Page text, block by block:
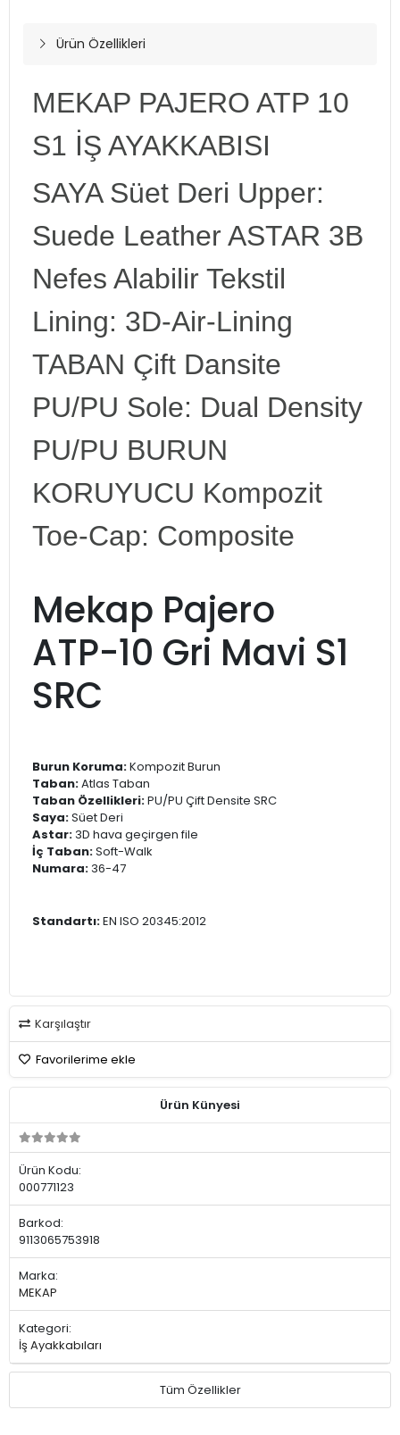
Ürün Özellikleri
MEKAP PAJERO ATP 10
S1 İŞ AYAKKABISI
SAYA Süet Deri Upper:
Suede Leather ASTAR 3B
Nefes Alabilir Tekstil
Lining: 3D-Air-Lining
TABAN Çift Dansite
PU/PU Sole: Dual Density
PU/PU BURUN
KORUYUCU Kompozit
Toe-Cap: Composite
Mekap Pajero
ATP-10 Gri Mavi S1
SRC
Burun Koruma:Kompozit Burun
Taban:Atlas Taban
Taban Özellikleri:PU/PU Çift Densite SRC
Saya:Süet Deri
Astar:3D hava geçirgen file
İç Taban:Soft-Walk
Numara:36-47
Standartı:EN ISO 20345:2012
Karşılaştır
Favorilerime ekle
Ürün Künyesi
Ürün Kodu:
000771123
Barkod:
9113065753918
Marka:
MEKAP
Kategori:
İş Ayakkabıları
Tüm Özellikler